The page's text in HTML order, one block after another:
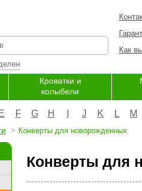
Как
Кроватки и
колыбели
E F G H J K L M
Конверты для новорожденных
Конверты для